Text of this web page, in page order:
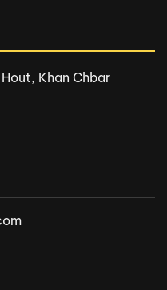
Khan Chbar